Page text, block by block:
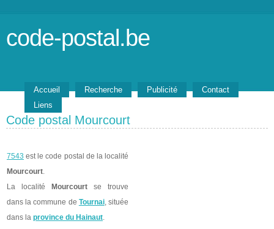
code-postal.be
Accueil Recherche Publicité
Contact
Liens
Code postal Mourcourt
7543 est le code postal de la localité
Mourcourt.
La localité
Mourcourt se trouve
dans la commune de Tournai, située
dans la province du Hainaut.